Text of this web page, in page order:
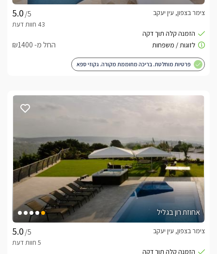
/5
צימר בצפון, עין יעקב
החל מ- ₪1400
פרטיות מוחלטת. בריכה מחוממת מקורה. גקוזי ספא
אחוזת רון בגליל
/5
צימר בצפון, עין יעקב